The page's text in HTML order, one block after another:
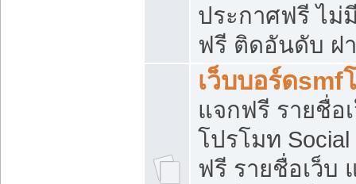
ประกาศฟรี ไม่
ฟรี ติดอันดับ ฝ
เว็บบอร์ดsmf
แจกฟรี รายชื่อ
โปรโมท
ฟรี รายชื่อเว็บ